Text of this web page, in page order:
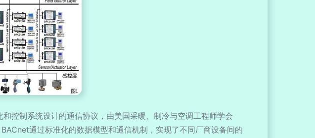
制系统设计的通信协议，由美国采暖、制冷与空调工程师学会
通过标准化的数据模型和通信机制，实现了不同厂商设备间的